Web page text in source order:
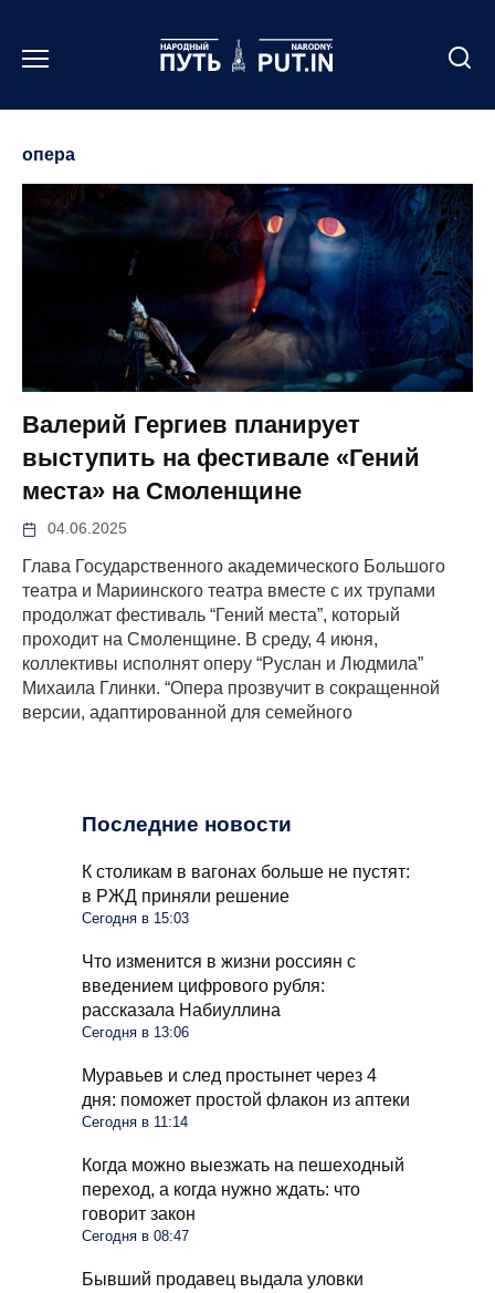
содержанию
опера
Валерий Гергиев планирует
выступить на фестивале «Гений
места» на Смоленщине
04.06.2025
Глава Государственного академического Большого
театра и Мариинского театра вместе с их трупами
продолжат фестиваль “Гений места”, который
проходит на Смоленщине. В среду, 4 июня,
коллективы исполнят оперу “Руслан и Людмила”
Михаила Глинки. “Опера прозвучит в сокращенной
версии, адаптированной для семейного
Последние новости
К столикам в вагонах больше не пустят:
в РЖД приняли решение
Сегодня в 15:03
Что изменится в жизни россиян с
введением цифрового рубля:
рассказала Набиуллина
Сегодня в 13:06
Муравьев и след простынет через 4
дня: поможет простой флакон из аптеки
Сегодня в 11:14
Когда можно выезжать на пешеходный
переход, а когда нужно ждать: что
говорит закон
Сегодня в 08:47
Бывший продавец выдала уловки